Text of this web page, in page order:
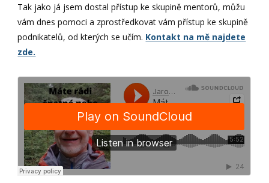
Tak jako já jsem dostal přístup ke skupině mentorů, můžu
vám dnes pomoci a zprostředkovat vám přístup ke skupině
podnikatelů, od kterých se učím. Kontakt na mě najdete
zde.